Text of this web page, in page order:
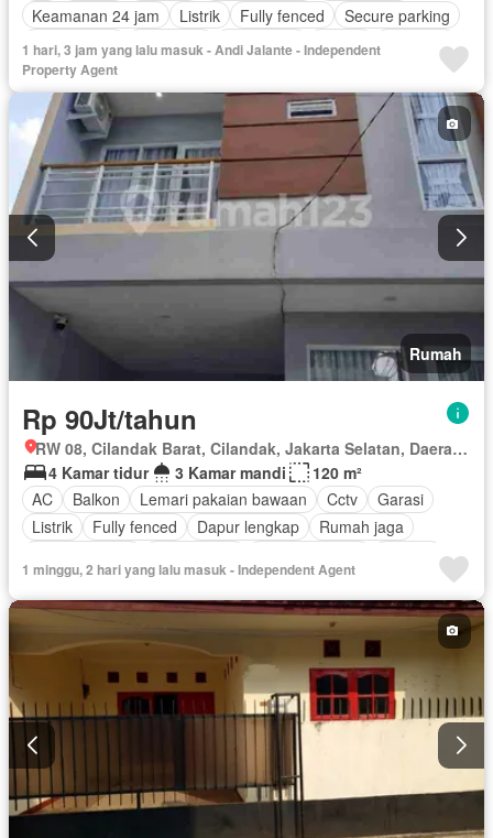
Keamanan 24 jam
Listrik Fully fenced
Secure parking
Rumah jaga
Tangki air Telephone Garasi
Halaman
Wifi
Tanpa perabotan
1 hari, 3 jam yang lalu masuk - Andi Jalante - Independent
Property Agent
Rumah
Rp 90Jt/tahun
RW 08, Cilandak Barat, Cilandak, Jakarta Selatan, Daerah Khusus Ibukota Jakarta
4 Kamar tidur
3 Kamar mandi
120 m²
AC
Balkon Lemari pakaian bawaan Cctv
Garasi
Listrik
Fully fenced Dapur lengkap
Rumah jaga
Air
Tangki air Sebagian perabotan
1 minggu, 2 hari yang lalu masuk - Independent Agent